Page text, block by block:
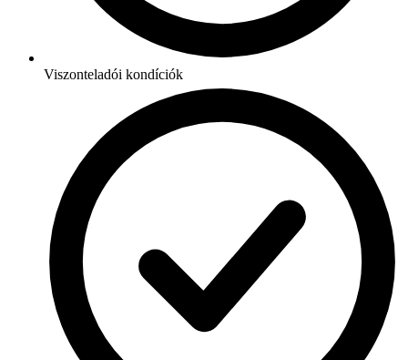
Viszonteladói kondíciók